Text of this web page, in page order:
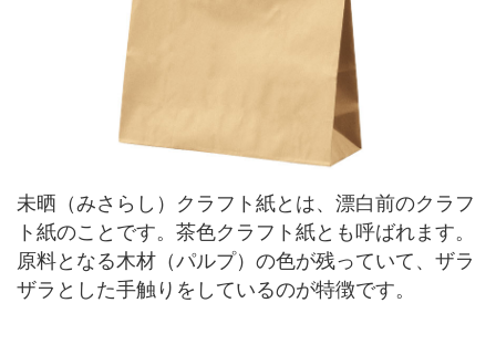
未晒（みさらし）クラフト紙とは、漂白前のクラフ
ト紙のことです。茶色クラフト紙とも呼ばれます。
原料となる木材（パルプ）の色が残っていて、ザラ
ザラとした手触りをしているのが特徴です。